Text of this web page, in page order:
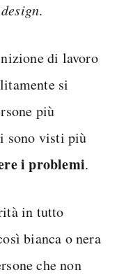
design.
di lavoro
si
più
sono visti più
i problemi.
in tutto
bianca o nera
che non